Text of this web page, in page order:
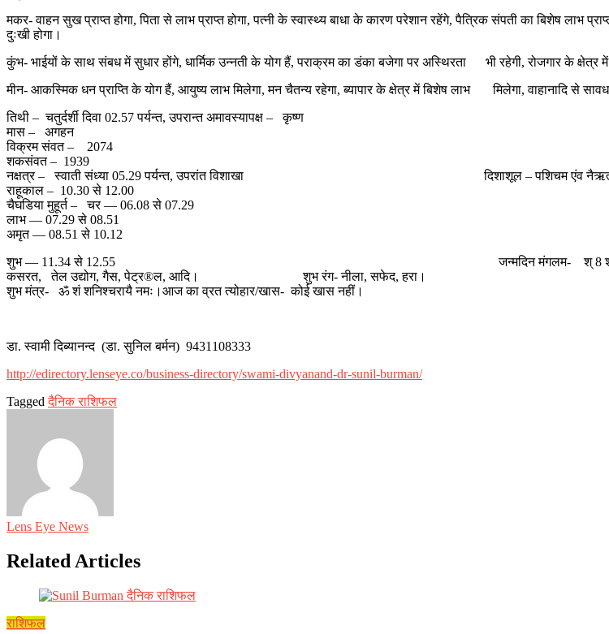
मकर- वाहन सुख प्राप्त होगा, पिता से लाभ प्राप्त होगा, पत्नी के स्वास्थ्य बाधा के कारण परेशान रहेंगे, पैत्रिक संपती का बिशेष
दुःखी होगा।
कुंभ- भाईयों के साथ संबध में सुधार होंगे, धार्मिक उन्नती के योग हैं, पराक्रम का डंका बजेगा पर अस्थिरता भी रहेगी, रोजगार के क्षेत्र में
मीन- आकस्मिक धन प्राप्ति के योग हैं, आयुष्य लाभ मिलेगा, मन चैतन्य रहेगा, ब्यापार के क्षेत्र में बिशेष लाभ मिलेगा, वाहानादि से
तिथी – चतुर्दर्शी दिवा 02.57 पर्यन्त, उपरान्त अमावस्यापक्ष – कृष्ण
मास – अगहन
विक्रम संवत – 2074
शकसंवत – 1939
नक्षत्र – स्वाती संध्या 05.29 पर्यन्त, उपरांत विशाखा दिशाशूल – पशिचम एंव नैऋत्य की यात्रा
राहूकाल – 10.30 से 12.00
चैघडिया मुहूर्त – चर — 06.08 से 07.29
लाभ — 07.29 से 08.51
अमृत — 08.51 से 10.12
शुभ — 11.34 से 12.55 जन्मदिन मंगलम- श् 8 श्आज का अंक ज्योतिष के
कसरत, तेल उद्योग, गैस, पेट्र®ल, आदि। शुभ रंग- नीला, सफेद, हरा।
शुभ मंत्र- ॐ शं शनिश्चरायै नमः।आज का व्रत त्योहार/खास- कोई खास नहीं।
डा. स्वामी दिब्यानन्द (डा. सुनिल बर्मन) 9431108333
http://edirectory.lenseye.co/business-directory/swami-divyanand-dr-sunil-burman/
Taggedदैनिक राशिफल
Lens Eye News
Related Articles
राशिफल